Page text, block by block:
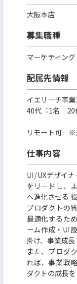
弊社のビジョン
です。
それには上場が
それらを得てい
で、グッドビジ
賃貸管理部門に
お客様にとって
用・信頼につな
その体制を作り
一緒に行い、日
そういったこと
募集しています。
弊社はまだまだ
と思えるフェー
れませんが、
大阪本店
募集職種
マーケティング
配属先情報
イエリーチ事
40代︓1名 20
リモート可 ※
仕事内容
UI/UXデザイナ
をリードし、
へ進化させる
プロダクトの
最適化するた
ーム作成・UI
掛け、事業成⻑
また、プロダ
れば、事業戦
ダクトの成⻑